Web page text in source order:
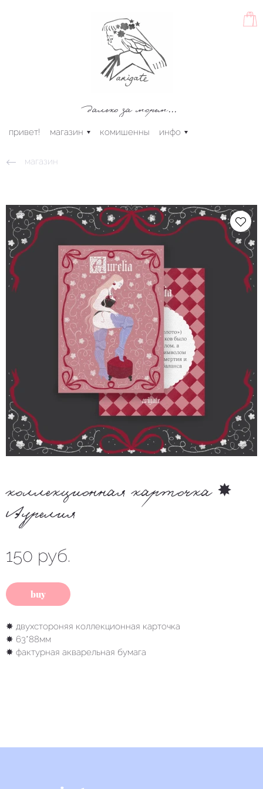
далеко за морем...
привет! магазин комишенны инфо
магазин
коллекционная карточка ✸
Аурелия
150 руб.
buy
✸ двухстороняя коллекционная карточка
✸ 63*88мм
✸ фактурная акварельная бумага